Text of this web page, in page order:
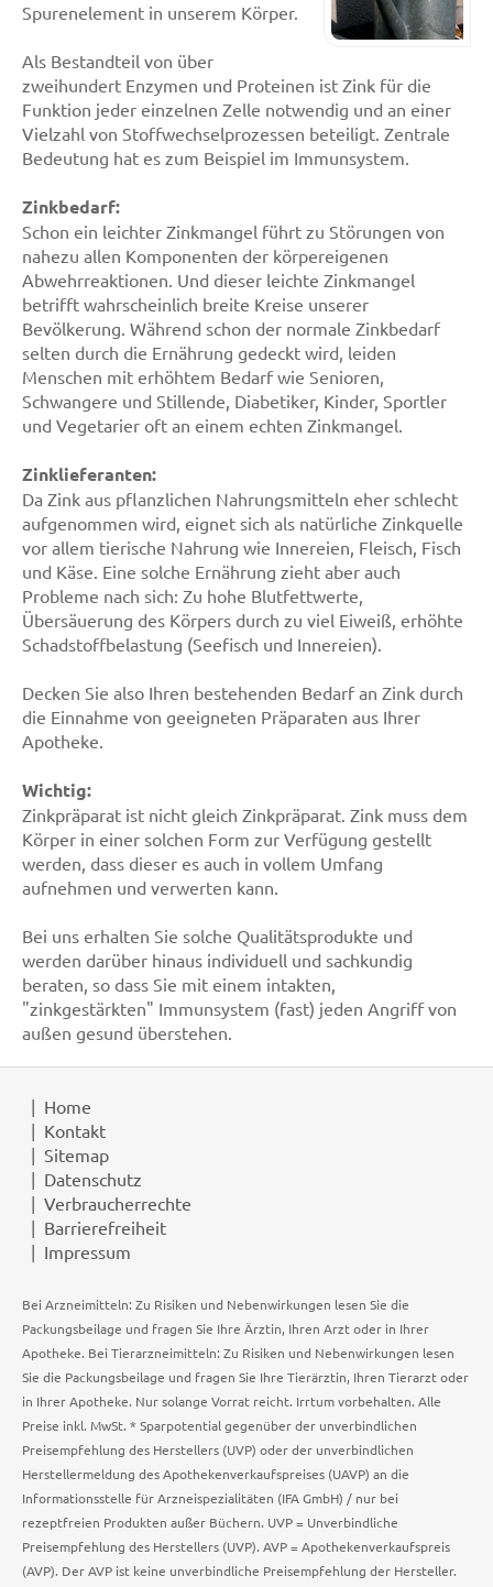
Spurenelement in unserem Körper.
Als Bestandteil von über
zweihundert Enzymen und Proteinen ist Zink für die
Funktion jeder einzelnen Zelle notwendig und an einer
Vielzahl von Stoffwechselprozessen beteiligt. Zentrale
Bedeutung hat es zum Beispiel im Immunsystem.
Zinkbedarf:
Schon ein leichter Zinkmangel führt zu Störungen von
nahezu allen Komponenten der körpereigenen
Abwehrreaktionen. Und dieser leichte Zinkmangel
betrifft wahrscheinlich breite Kreise unserer
Bevölkerung. Während schon der normale Zinkbedarf
selten durch die Ernährung gedeckt wird, leiden
Menschen mit erhöhtem Bedarf wie Senioren,
Schwangere und Stillende, Diabetiker, Kinder, Sportler
und Vegetarier oft an einem echten Zinkmangel.
Zinklieferanten:
Da Zink aus pflanzlichen Nahrungsmitteln eher schlecht
aufgenommen wird, eignet sich als natürliche Zinkquelle
vor allem tierische Nahrung wie Innereien, Fleisch, Fisch
und Käse. Eine solche Ernährung zieht aber auch
Probleme nach sich: Zu hohe Blutfettwerte,
Übersäuerung des Körpers durch zu viel Eiweiß, erhöhte
Schadstoffbelastung (Seefisch und Innereien).
Decken Sie also Ihren bestehenden Bedarf an Zink durch
die Einnahme von geeigneten Präparaten aus Ihrer
Apotheke.
Wichtig:
Zinkpräparat ist nicht gleich Zinkpräparat. Zink muss dem
Körper in einer solchen Form zur Verfügung gestellt
werden, dass dieser es auch in vollem Umfang
aufnehmen und verwerten kann.
Bei uns erhalten Sie solche Qualitätsprodukte und
werden darüber hinaus individuell und sachkundig
beraten, so dass Sie mit einem intakten,
"zinkgestärkten" Immunsystem (fast) jeden Angriff von
außen gesund überstehen.
Home
Kontakt
Sitemap
Datenschutz
Verbraucherrechte
Barrierefreiheit
Impressum
Bei Arzneimitteln: Zu Risiken und Nebenwirkungen lesen Sie die
Packungsbeilage und fragen Sie Ihre Ärztin, Ihren Arzt oder in Ihrer
Apotheke. Bei Tierarzneimitteln: Zu Risiken und Nebenwirkungen lesen
Sie die Packungsbeilage und fragen Sie Ihre Tierärztin, Ihren Tierarzt oder
in Ihrer Apotheke. Nur solange Vorrat reicht. Irrtum vorbehalten. Alle
Preise inkl. MwSt. * Sparpotential gegenüber der unverbindlichen
Preisempfehlung des Herstellers (UVP) oder der unverbindlichen
Herstellermeldung des Apothekenverkaufspreises (UAVP) an die
Informationsstelle für Arzneispezialitäten (IFA GmbH) / nur bei
rezeptfreien Produkten außer Büchern. UVP = Unverbindliche
Preisempfehlung des Herstellers (UVP). AVP = Apothekenverkaufspreis
(AVP). Der AVP ist keine unverbindliche Preisempfehlung der Hersteller.